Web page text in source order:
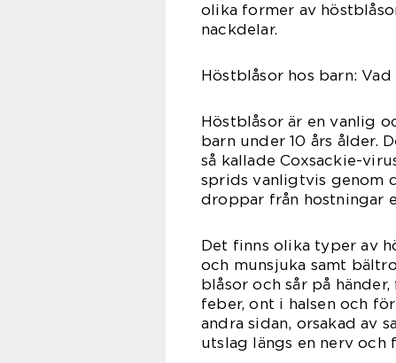
olika former av
nackdelar.
Höstblåsor hos barn:
Höstblåsor är en vanlig
barn under 10 års ålder.
så kallade Coxsackie-
sprids vanligtvis genom
droppar från hostningar
Det finns olika typer av
och munsjuka samt
blåsor och sår på
feber, ont i halsen och
andra sidan, orsakad av
utslag längs en nerv och